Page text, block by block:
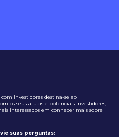
Investidores destina-se ao
os seus atuais e potenciais investidores,
interessados em conhecer mais sobre
suas perguntas: